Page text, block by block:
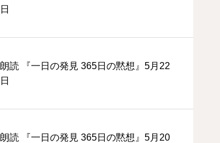
日
朗読 『一日の発見 365日の黙想』5月22
日
朗読 『一日の発見 365日の黙想』5月20